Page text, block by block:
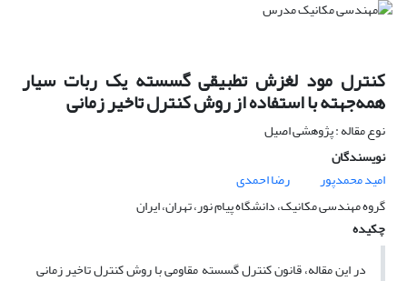
کنترل مود لغزش تطبیقی گسسته یک ربات سیار
همه‌جهته با استفاده از روش کنترل تاخیر زمانی
نوع مقاله : پژوهشی اصیل
نویسندگان
امید محمدپور
رضا احمدی
گروه مهندسی مکانیک، دانشگاه پیام نور، تهران، ایران
چکیده
در این مقاله، قانون کنترل گسسته مقاومی با روش کنترل تاخیر زمانی